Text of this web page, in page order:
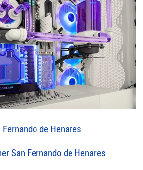
Fernando de Henares
San Fernando de Henares